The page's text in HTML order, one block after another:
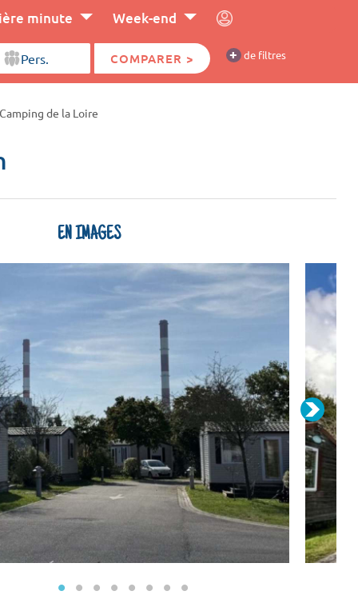
minute Week-end
COMPARER > + de filtres
Camping de la Loire
EN IMAGES